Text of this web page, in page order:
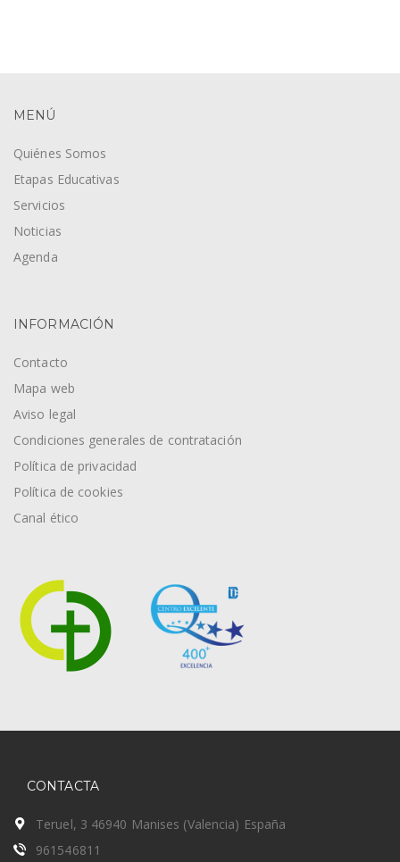
MENÚ
Quiénes Somos
Etapas Educativas
Servicios
Noticias
Agenda
INFORMACIÓN
Contacto
Mapa web
Aviso legal
Condiciones generales de contratación
Política de privacidad
Política de cookies
Canal ético
CONTACTA
Teruel, 3 46940 Manises (Valencia) España
961546811